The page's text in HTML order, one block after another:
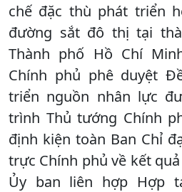
chế đặc thù phát triển
đường sắt đô thị tại
Thành phố Hồ Chí
Chính phủ phê duyệt
triển nguồn nhân lực
trình Thủ tướng Chính
định kiện toàn Ban Chỉ
trực Chính phủ về kết
Ủy ban liên hợp Hợp